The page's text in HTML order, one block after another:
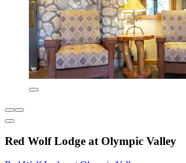
Red Wolf Lodge at Olympic Valley